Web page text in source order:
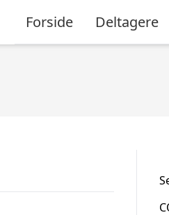
Forside Deltagere